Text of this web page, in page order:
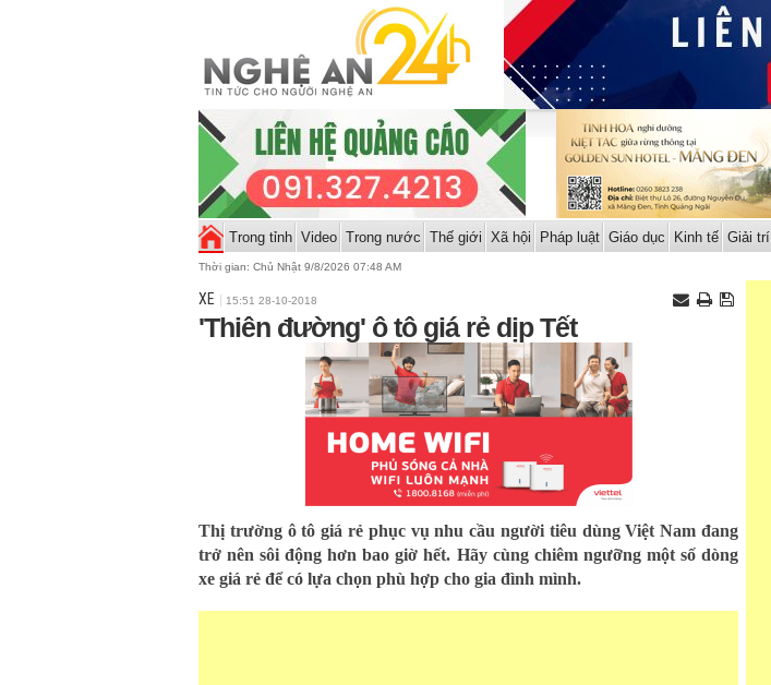
Trong tỉnh Video Trong nước Thế giới Xã hội Pháp luật Giáo dục Kinh tế Giải trí
Thời gian: Chủ Nhật 9/8/2026 07:48 AM
XE 15:51 28-10-2018
'Thiên đường' ô tô giá rẻ dịp Tết
Thị trường ô tô giá rẻ phục vụ nhu cầu người tiêu dùng Việt Nam đang
trở nên sôi động hơn bao giờ hết. Hãy cùng chiêm ngưỡng một số dòng
xe giá rẻ để có lựa chọn phù hợp cho gia đình mình.